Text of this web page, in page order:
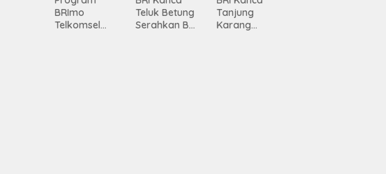
BRImo
Telkomsel
Teluk Betung
Serahkan BRI
Tanjung
Karang